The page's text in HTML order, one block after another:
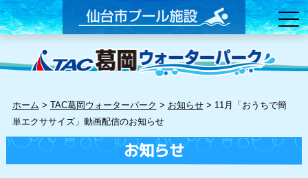
ホーム > TAC葛岡ウォーターパーク > お知らせ> 11月「おうちで簡
単エクササイズ」動画配信のお知らせ
お知らせ